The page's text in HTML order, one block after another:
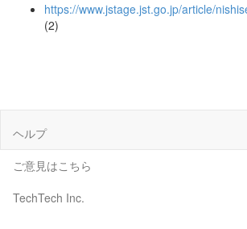
https://www.jstage.jst.go.jp/article/
(2)
ヘルプ
ご意見はこちら
TechTech Inc.